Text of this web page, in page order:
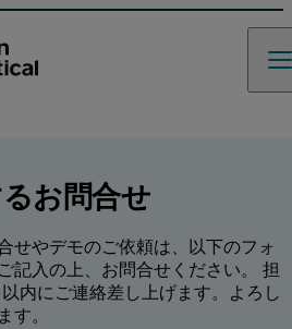
お問合せ
せやデモのご依頼は、以下のフォ
記入の上、お問合せください。 担
内にご連絡差し上げます。よろし
す。